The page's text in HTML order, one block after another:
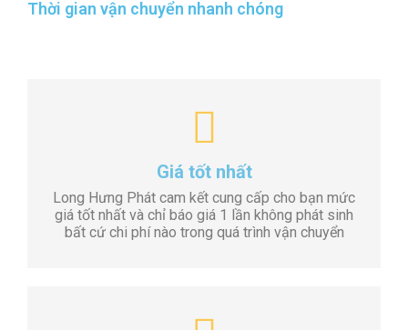
Thời gian vận chuyển nhanh chóng
Giá tốt nhất
Long Hưng Phát cam kết cung cấp cho bạn mức
giá tốt nhất và chỉ báo giá 1 lần không phát sinh
bất cứ chi phí nào trong quá trình vận chuyển